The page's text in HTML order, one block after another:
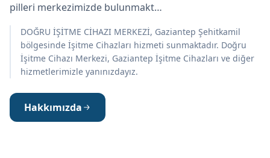
pilleri merkezimizde bulunmakt…
DOĞRU İŞİTME CİHAZI MERKEZİ, Gaziantep Şehitkamil
bölgesinde İşitme Cihazları hizmeti sunmaktadır. Doğru
İşitme Cihazı Merkezi, Gaziantep İşitme Cihazları ve diğer
hizmetlerimizle yanınızdayız.
Hakkımızda